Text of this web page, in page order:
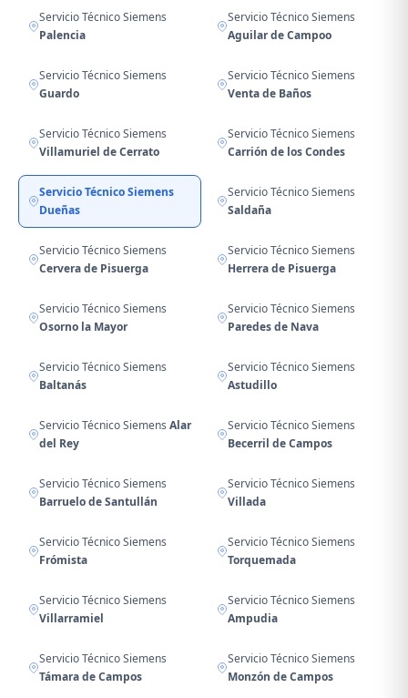
Servicio Técnico Siemens
Palencia
Servicio Técnico Siemens
Aguilar de Campoo
Servicio Técnico Siemens
Guardo
Servicio Técnico Siemens
Venta de Baños
Servicio Técnico Siemens
Villamuriel de Cerrato
Servicio Técnico Siemens
Carrión de los Condes
Servicio Técnico Siemens
Dueñas
Servicio Técnico Siemens
Saldaña
Servicio Técnico Siemens
Cervera de Pisuerga
Servicio Técnico Siemens
Herrera de Pisuerga
Servicio Técnico Siemens
Osorno la Mayor
Servicio Técnico Siemens
Paredes de Nava
Servicio Técnico Siemens
Baltanás
Servicio Técnico Siemens
Astudillo
Servicio Técnico Siemens Alar
del Rey
Servicio Técnico Siemens
Becerril de Campos
Servicio Técnico Siemens
Barruelo de Santullán
Servicio Técnico Siemens
Villada
Servicio Técnico Siemens
Frómista
Servicio Técnico Siemens
Torquemada
Servicio Técnico Siemens
Villarramiel
Servicio Técnico Siemens
Ampudia
Servicio Técnico Siemens
Támara de Campos
Servicio Técnico Siemens
Monzón de Campos